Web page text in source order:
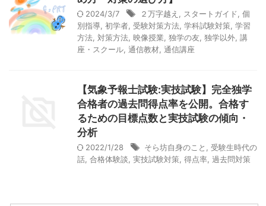
2024/3/7 ２万字越え スタートガイド
個
別指導 初学者 受験対策方法 学科試験対策 学習
方法 対策方法 映像授業 独学の友 独学以外 講
座・スクール 通信教材 通信講座
【気象予報士試験:実技試験】完全独学
合格者の過去問得点率を公開。合格す
るための目標点数と実技試験の傾向・
分析
2022/1/28 そら坊自身のこと
受験生時代の
話 合格体験談 実技試験対策 得点率 過去問対策